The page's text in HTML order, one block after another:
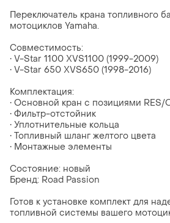
Переключатель крана топливного
мотоциклов Yamaha.
Совместимость:
• V-Star 1100 XVS1100 (1999-2009)
• V-Star 650 XVS650 (1998-2016)
Комплектация:
• Основной кран с позициями RES/
• Фильтр-отстойник
• Уплотнительные кольца
• Топливный шланг желтого цвета
• Монтажные элементы
Состояние: новый
Бренд: Road Passion
Готов к установке комплект для
топливной системы вашего